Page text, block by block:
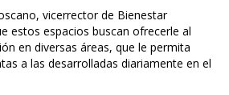
vicerrector de Bienestar
estos espacios buscan ofrecerle al
en diversas áreas, que le permita
a las desarrolladas diariamente en el